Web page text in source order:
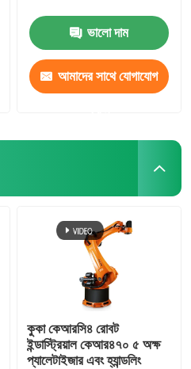
ভালো দাম
আমাদের সাথে যোগাযোগ
কুকা কেআরসি৪ রোবট
ইন্ডাস্ট্রিয়াল কেআর৪৭০ ৫ অক্ষ
প্যালেটাইজার এবং হ্যান্ডলিং